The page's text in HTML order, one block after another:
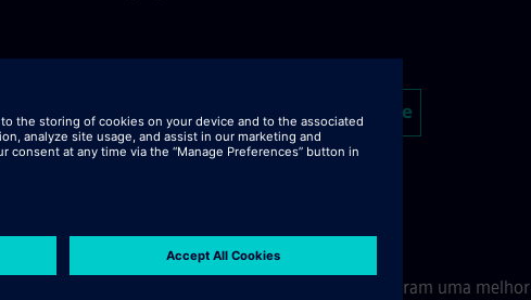
Carregar ficheiro A preencher manualmente
sem imagens ou designs complexos asseguram uma melhor